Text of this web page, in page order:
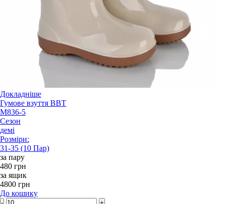
Докладніше
Гумове взуття BBT
M836-5
Сезон
демі
Розміри:
31-35 (10 Пар)
за пару
480 грн
за ящик
4800 грн
До кошику